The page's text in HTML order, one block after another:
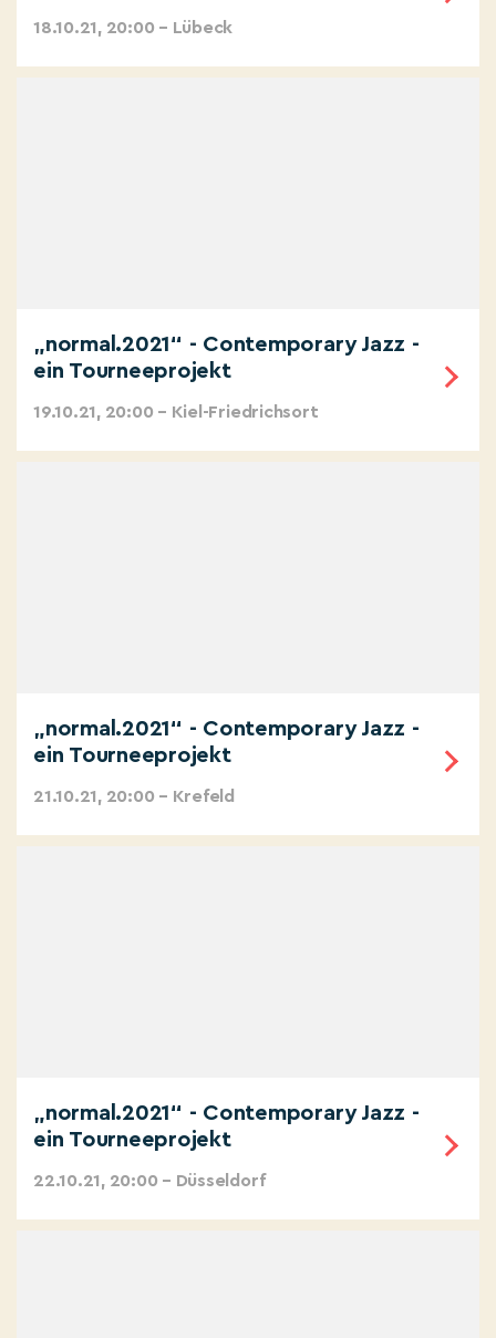
18.10.21, 20:00 – Lübeck
„normal.2021“ - Contemporary Jazz -
ein Tourneeprojekt
19.10.21, 20:00 – Kiel-Friedrichsort
„normal.2021“ - Contemporary Jazz -
ein Tourneeprojekt
21.10.21, 20:00 – Krefeld
„normal.2021“ - Contemporary Jazz -
ein Tourneeprojekt
22.10.21, 20:00 – Düsseldorf